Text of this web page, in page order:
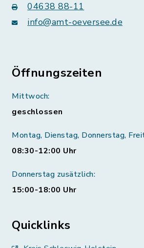
04638 88-11
info@amt-oeversee.de
Öffnungszeiten
Mittwoch:
geschlossen
Montag, Dienstag, Donnerstag,
08:30-12:00 Uhr
Donnerstag zusätzlich:
15:00-18:00 Uhr
Quicklinks